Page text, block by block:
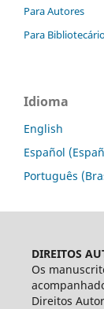
Para Autores
Para
Idioma
English
Español
Português
DIREITOS
Os
Direitos